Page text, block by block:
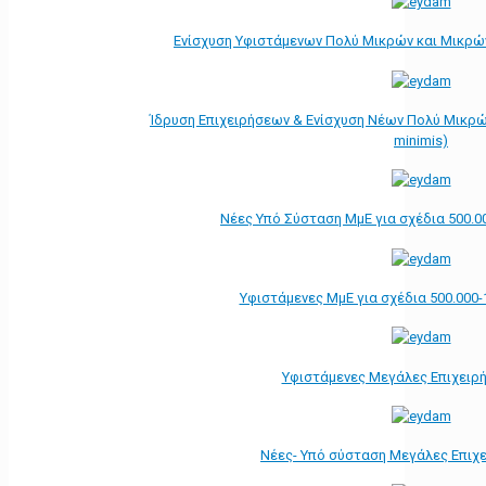
Ενίσχυση Υφιστάμενων Πολύ Μικρών και
Ίδρυση Επιχειρήσεων & Ενίσχυση Νέων Πολύ
minimis)
Νέες Υπό Σύσταση ΜμΕ για σχέδια
Υφιστάμενες ΜμΕ για σχέδια
Υφιστάμενες Μεγάλες
Νέες- Υπό σύσταση Μεγάλες